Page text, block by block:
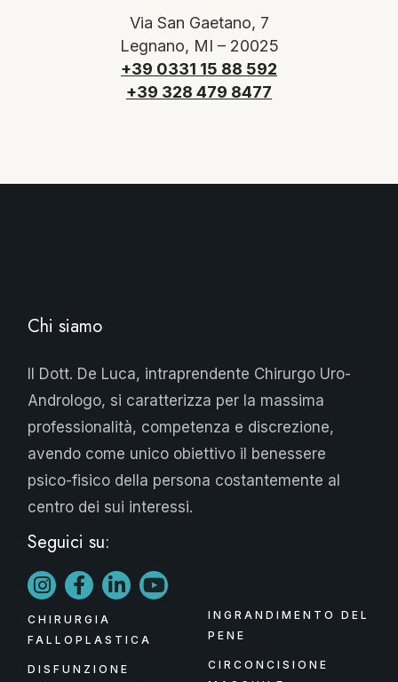
Via San Gaetano, 7
Legnano, MI – 20025
+39 0331 15 88 592
+39 328 479 8477
Chi siamo
Il Dott. De Luca, intraprendente Chirurgo Uro-
Andrologo, si caratterizza per la massima
professionalità, competenza e discrezione,
avendo come unico obiettivo il benessere
psico-fisico della persona costantemente al
centro dei sui interessi.
Seguici su:
CHIRURGIA
FALLOPLASTICA
DISFUNZIONE
INGRANDIMENTO DEL
PENE
CIRCONCISIONE